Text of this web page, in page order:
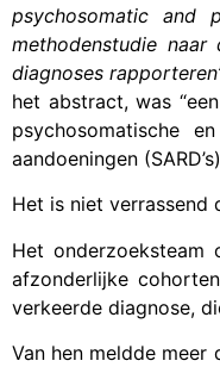
psychosomatic and
methodenstudie
diagnoses
het abstract, was
psychosomatische
aandoeningen
Het is niet verrassend
Het onderzoeksteam
afzonderlijke
verkeerde diagnose,
Van hen meldde meer